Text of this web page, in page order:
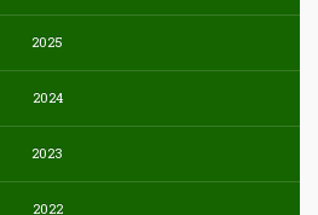
2025
2024
2023
2022